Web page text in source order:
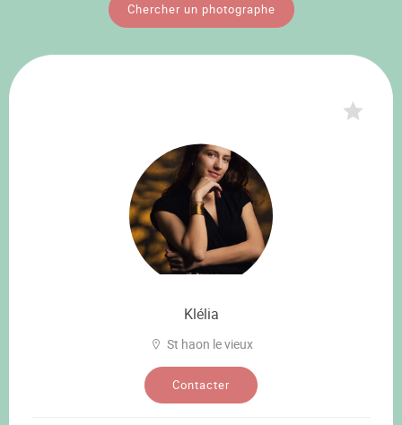
Chercher un photographe
Klélia
St haon le vieux
Contacter